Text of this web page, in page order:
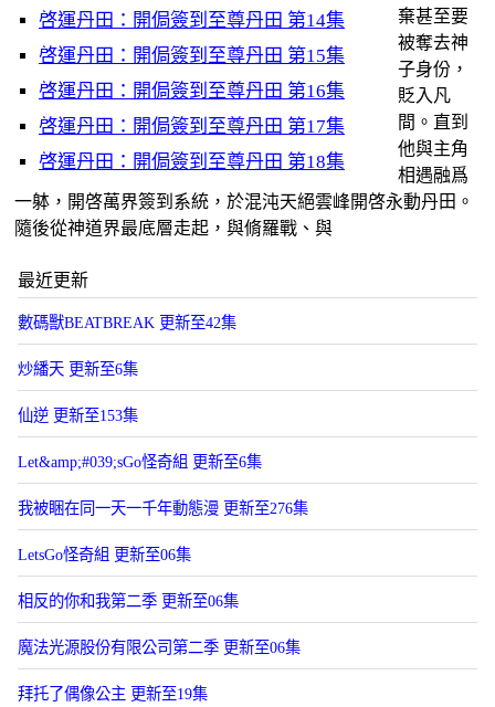
啓運丹田：開侷簽到至尊丹田 第14集
啓運丹田：開侷簽到至尊丹田 第15集
啓運丹田：開侷簽到至尊丹田 第16集
啓運丹田：開侷簽到至尊丹田 第17集
啓運丹田：開侷簽到至尊丹田 第18集
棄甚至要
被奪去神
子身份，
貶入凡
間。直到
他與主角
相遇融爲
一躰，開啓萬界簽到系統，於混沌天絕雲峰開啓永動丹田。
隨後從神道界最底層走起，與脩羅戰、與
最近更新
數碼獸BEATBREAK 更新至42集
炒繙天 更新至6集
仙逆 更新至153集
Let&amp;#039;sGo怪奇組 更新至6集
我被睏在同一天一千年動態漫 更新至276集
LetsGo怪奇組 更新至06集
相反的你和我第二季 更新至06集
魔法光源股份有限公司第二季 更新至06集
拜托了偶像公主 更新至19集